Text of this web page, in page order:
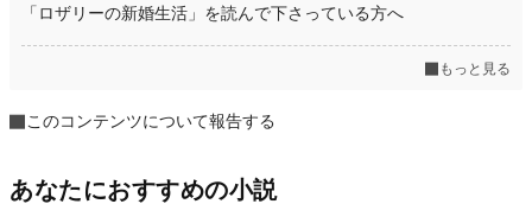
「ロザリーの新婚生活」を読んで下さっている方へ
もっと見る
このコンテンツについて報告する
あなたにおすすめの小説